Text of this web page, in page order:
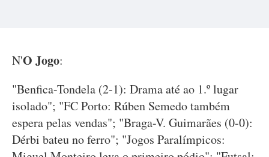
N'O Jogo:
"Benfica-Tondela (2-1): Drama até ao 1.º lugar
isolado"; "FC Porto: Rúben Semedo também
espera pelas vendas"; "Braga-V. Guimarães (0-0):
Dérbi bateu no ferro"; "Jogos Paralímpicos: